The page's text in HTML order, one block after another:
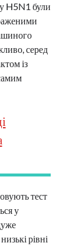
H5N1 були
серед
із
тест
у
рівні